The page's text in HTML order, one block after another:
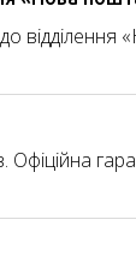
відділення